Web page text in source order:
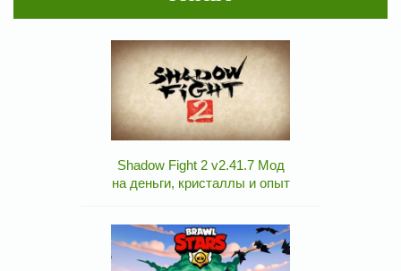
Shadow Fight 2 v2.41.7 Мод
на деньги, кристаллы и опыт